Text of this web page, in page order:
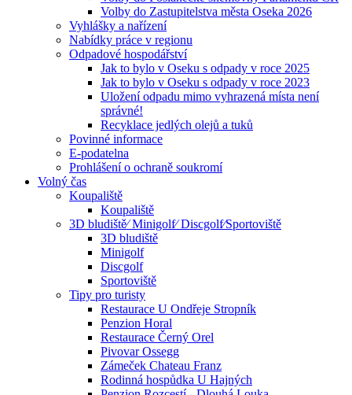
Volby do Zastupitelstva města Oseka 2026
Vyhlášky a nařízení
Nabídky práce v regionu
Odpadové hospodářství
Jak to bylo v Oseku s odpady v roce 2025
Jak to bylo v Oseku s odpady v roce 2023
Uložení odpadu mimo vyhrazená místa není
správné!
Recyklace jedlých olejů a tuků
Povinné informace
E-podatelna
Prohlášení o ochraně soukromí
Volný čas
Koupaliště
Koupaliště
3D bludiště⁄ Minigolf⁄ Discgolf⁄Sportoviště
3D bludiště
Minigolf
Discgolf
Sportoviště
Tipy pro turisty
Restaurace U Ondřeje Stropník
Penzion Horal
Restaurace Černý Orel
Pivovar Ossegg
Zámeček Chateau Franz
Rodinná hospůdka U Hajných